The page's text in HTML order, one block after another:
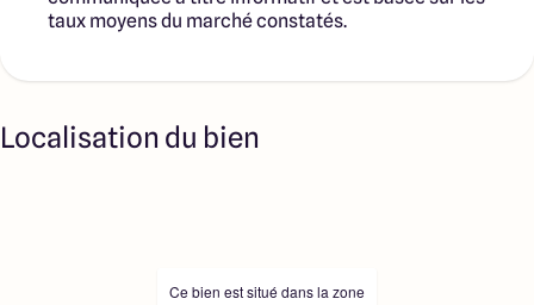
taux moyens du marché constatés.
Localisation du bien
Ce bien est situé dans la zone